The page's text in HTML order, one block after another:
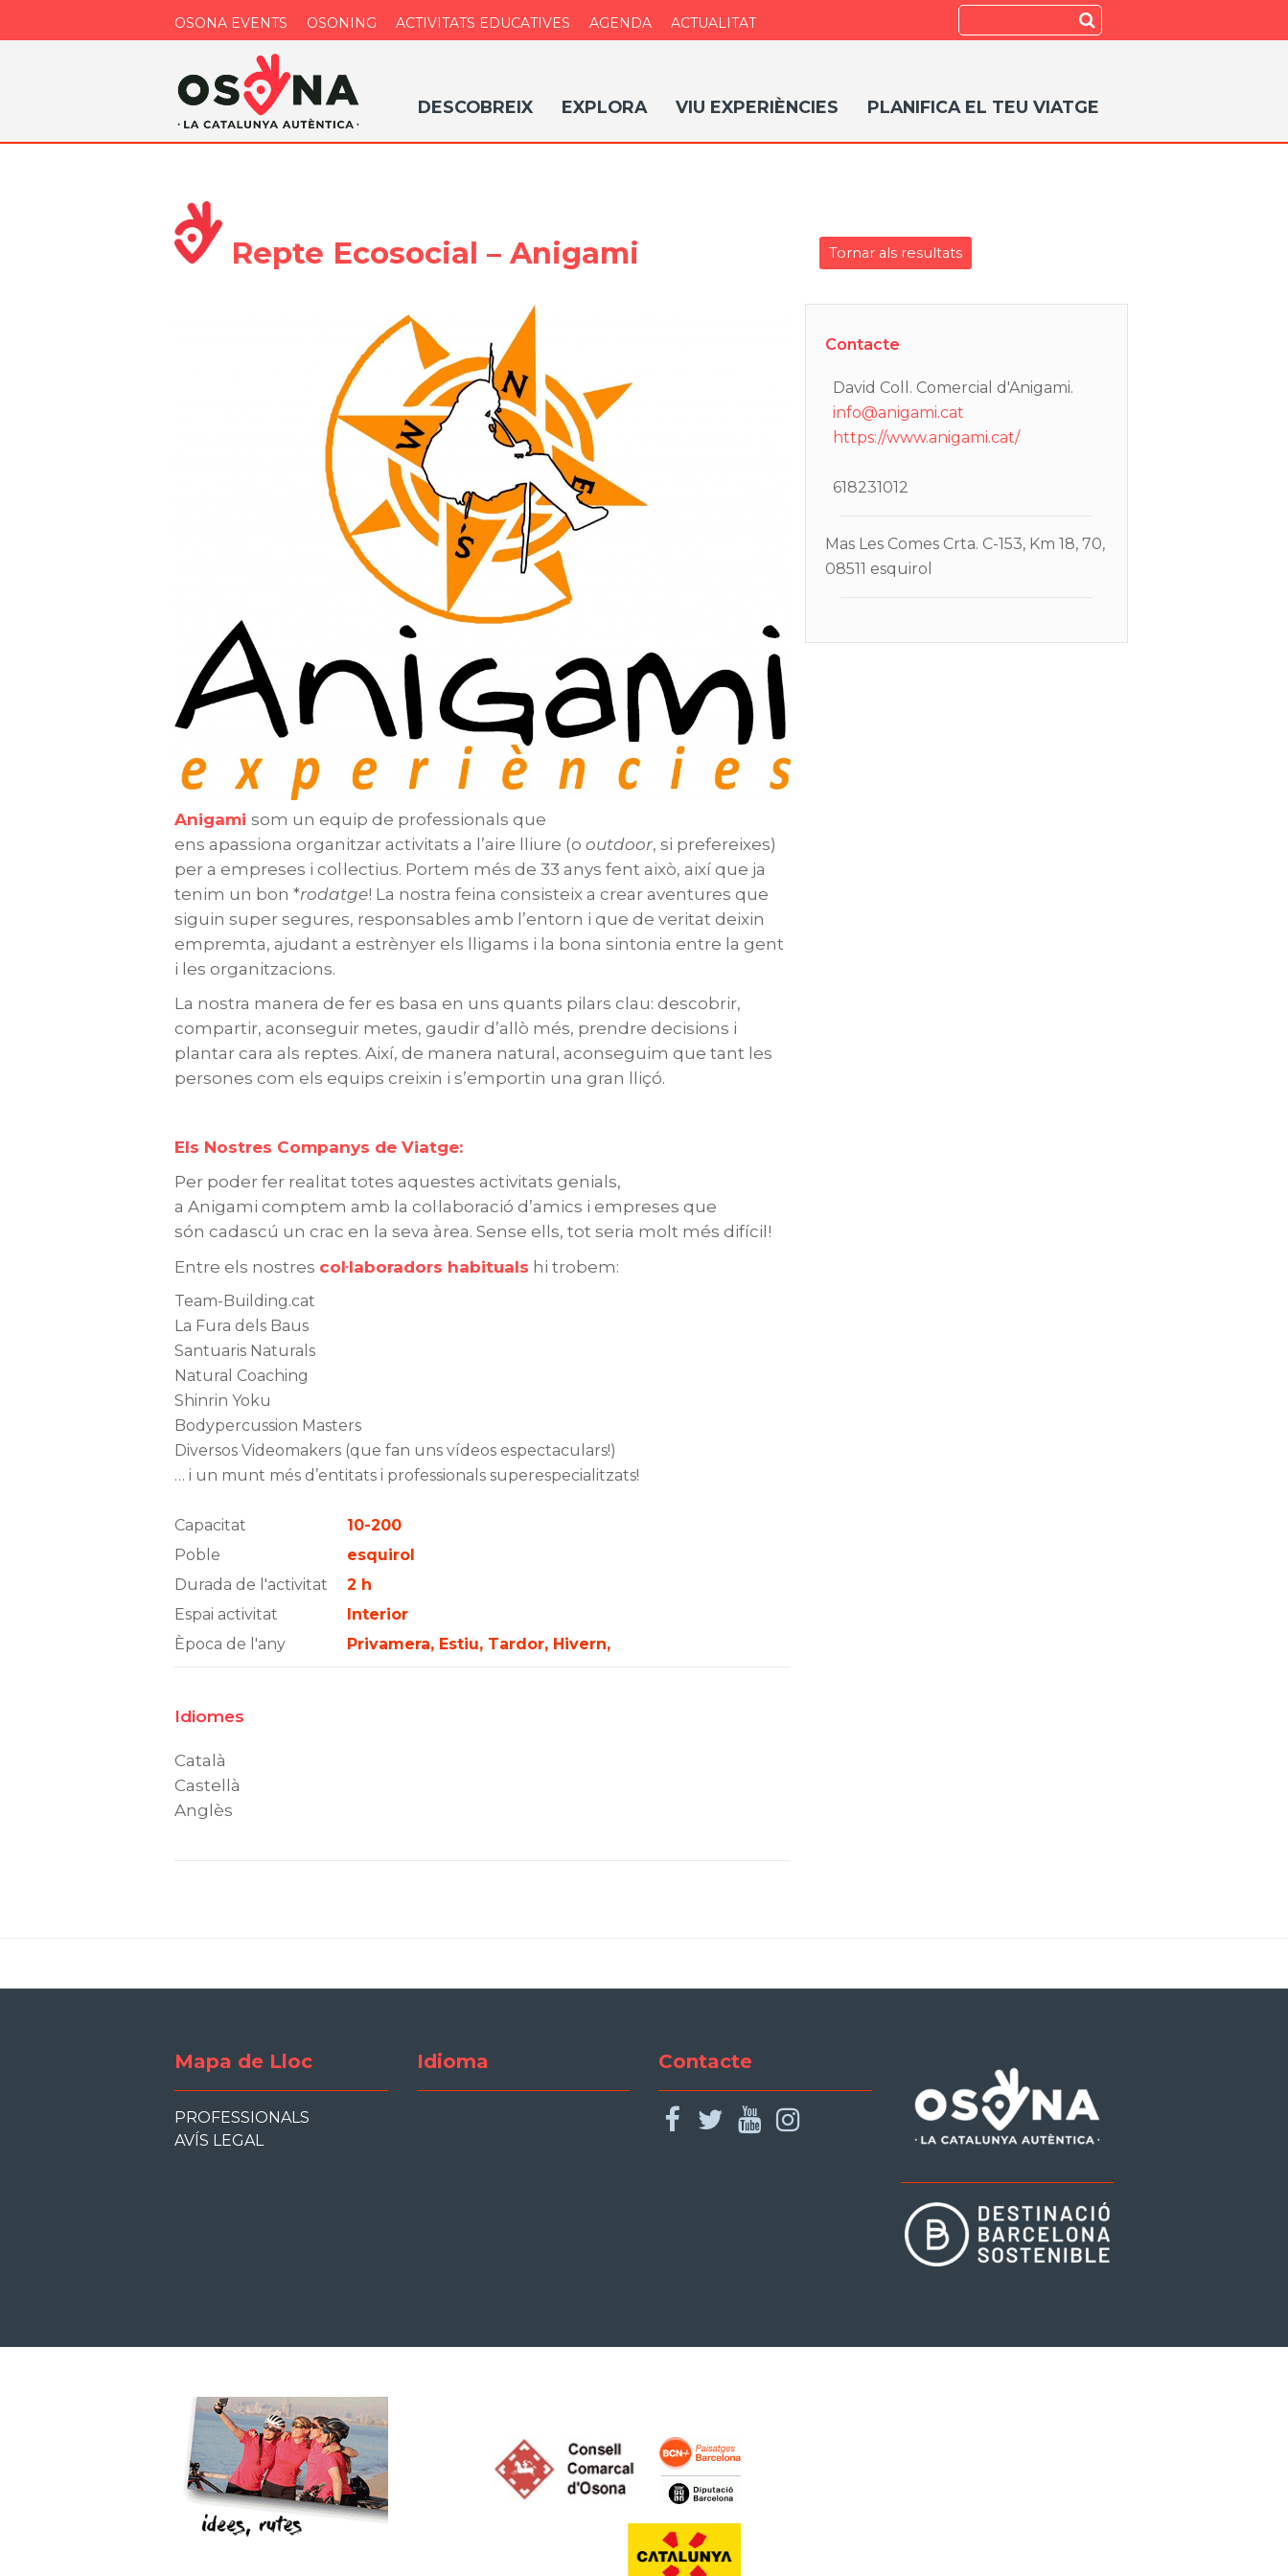
OSONA EVENTS OSONING ACTIVITATS EDUCATIVES AGENDA ACTUALITAT
DESCOBREIX EXPLORA VIU EXPERIÈNCIES PLANIFICA EL TEU VIATGE
Repte Ecosocial – Anigami Tornar als resultats
Anigami som un equip de professionals que
ens apassiona organitzar activitats a l’aire lliure (o outdoor, si prefereixes)
per a empreses i col·lectius. Portem més de 33 anys fent això, així que ja
tenim un bon *rodatge! La nostra feina consisteix a crear aventures que
siguin super segures, responsables amb l’entorn i que de veritat deixin
empremta, ajudant a estrènyer els lligams i la bona sintonia entre la gent
i les organitzacions.
La nostra manera de fer es basa en uns quants pilars clau: descobrir,
compartir, aconseguir metes, gaudir d’allò més, prendre decisions i
plantar cara als reptes. Així, de manera natural, aconseguim que tant les
persones com els equips creixin i s’emportin una gran lliçó.
Els Nostres Companys de Viatge:
Per poder fer realitat totes aquestes activitats genials,
a Anigami comptem amb la col·laboració d’amics i empreses que
són cadascú un crac en la seva àrea. Sense ells, tot seria molt més difícil!
Entre els nostres col·laboradors habituals hi trobem:
Team-Building.cat
La Fura dels Baus
Santuaris Naturals
Natural Coaching
Shinrin Yoku
Bodypercussion Masters
Diversos Videomakers (que fan uns vídeos espectaculars!)
… i un munt més d’entitats i professionals superespecialitzats!
Capacitat
10-200
Poble
esquirol
Durada de l'activitat
2 h
Espai activitat
Interior
Època de l'any
Privamera, Estiu, Tardor, Hivern,
Idiomes
Català
Castellà
Anglès
Contacte
David Coll. Comercial d'Anigami.
info@anigami.cat
https://www.anigami.cat/
618231012
Mas Les Comes Crta. C-153, Km 18, 70,
08511 esquirol
Mapa de Lloc
PROFESSIONALS
AVÍS LEGAL
Idioma Contacte
facebook
twitteryoutube
instagram